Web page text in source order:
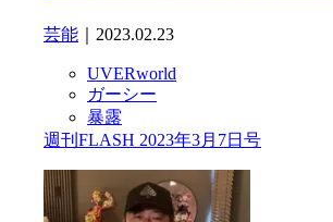
芸能 ｜2023.02.23
UVERworld
ガーシー
暴露
週刊FLASH 2023年3月7日号